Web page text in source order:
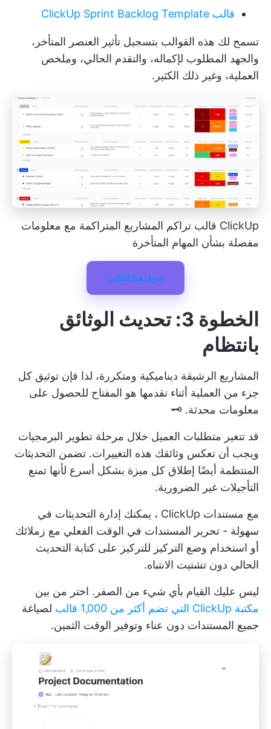
قالب ClickUp Sprint Backlog Template
تسمح لك هذه القوالب بتسجيل تأثير العنصر المتأخر،
والجهد المطلوب لإكماله، والتقدم الحالي، وملخص
العملية، وغير ذلك الكثير.
ClickUp قالب تراكم المشاريع المتراكمة مع معلومات
مفصلة بشأن المهام المتأخرة
تنزيل هذا القالب
الخطوة 3: تحديث الوثائق
بانتظام
المشاريع الرشيقة ديناميكية ومتكررة، لذا فإن توثيق كل
جزء من العملية أثناء تقدمها هو المفتاح للحصول على
معلومات محدثة. 🗝️
قد تتغير متطلبات العميل خلال مرحلة تطوير البرمجيات
ويجب أن تعكس وثائقك هذه التغييرات. تضمن التحديثات
المنتظمة أيضًا إطلاق كل ميزة بشكل أسرع لأنها تمنع
التأجيلات غير الضرورية.
مع مستندات ClickUp
، يمكنك إدارة التحديثات في
سهولة - تحرير المستندات في الوقت الفعلي مع زملائك
أو استخدام وضع التركيز للتركيز على كتابة التحديث
الحالي دون تشتيت الانتباه.
ليس عليك القيام بأي شيء من الصفر. اختر من بين
مكتبة ClickUp التي تضم أكثر من 1,000 قالب
لصياغة
جميع المستندات دون عناء وتوفير الوقت الثمين.